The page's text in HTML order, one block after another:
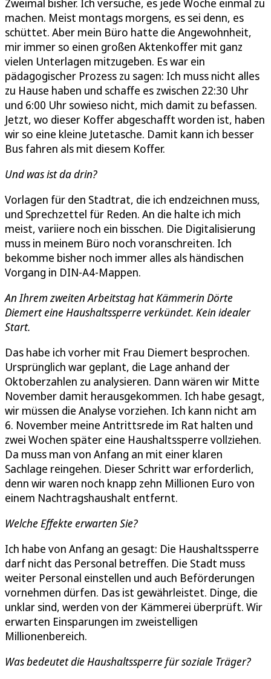
Zweimal bisher. Ich versuche, es jede Woche einmal zu
machen. Meist montags morgens, es sei denn, es
schüttet. Aber mein Büro hatte die Angewohnheit,
mir immer so einen großen Aktenkoffer mit ganz
vielen Unterlagen mitzugeben. Es war ein
pädagogischer Prozess zu sagen: Ich muss nicht alles
zu Hause haben und schaffe es zwischen 22:30 Uhr
und 6:00 Uhr sowieso nicht, mich damit zu befassen.
Jetzt, wo dieser Koffer abgeschafft worden ist, haben
wir so eine kleine Jutetasche. Damit kann ich besser
Bus fahren als mit diesem Koffer.
Und was ist da drin?
Vorlagen für den Stadtrat, die ich endzeichnen muss,
und Sprechzettel für Reden. An die halte ich mich
meist, variiere noch ein bisschen. Die Digitalisierung
muss in meinem Büro noch voranschreiten. Ich
bekomme bisher noch immer alles als händischen
Vorgang in DIN-A4-Mappen.
An Ihrem zweiten Arbeitstag hat Kämmerin Dörte
Diemert eine Haushaltssperre verkündet. Kein idealer
Start.
Das habe ich vorher mit Frau Diemert besprochen.
Ursprünglich war geplant, die Lage anhand der
Oktoberzahlen zu analysieren. Dann wären wir Mitte
November damit herausgekommen. Ich habe gesagt,
wir müssen die Analyse vorziehen. Ich kann nicht am
6. November meine Antrittsrede im Rat halten und
zwei Wochen später eine Haushaltssperre vollziehen.
Da muss man von Anfang an mit einer klaren
Sachlage reingehen. Dieser Schritt war erforderlich,
denn wir waren noch knapp zehn Millionen Euro von
einem Nachtragshaushalt entfernt.
Welche Effekte erwarten Sie?
Ich habe von Anfang an gesagt: Die Haushaltssperre
darf nicht das Personal betreffen. Die Stadt muss
weiter Personal einstellen und auch Beförderungen
vornehmen dürfen. Das ist gewährleistet. Dinge, die
unklar sind, werden von der Kämmerei überprüft. Wir
erwarten Einsparungen im zweistelligen
Millionenbereich.
Was bedeutet die Haushaltssperre für soziale Träger?